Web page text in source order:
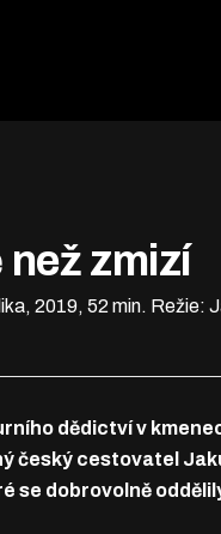
zmizí
2019, 52 min. Režie:
dědictví v
český cestovatel
se dobrovolně